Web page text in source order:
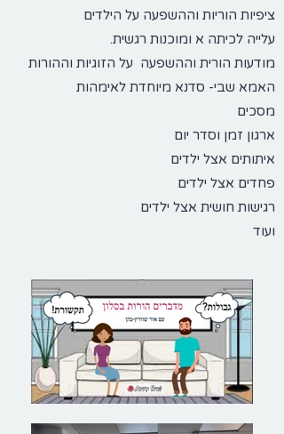
ציפיות הוריות וההשפעה על הילדים
עלייה לכיתה א ומוכנות רגשית.
מודעות הורית וההשפעה על הזוגיות וההורות
האמא שבי- סדנא מיוחדת לאימהות
מסכים
ארגון זמן וסדר יום
איתותים אצל ילדים
פחדים אצל ילדים
רגישות חושית אצל ילדים
ועוד